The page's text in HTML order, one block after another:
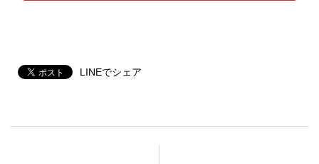
LINEでシェア